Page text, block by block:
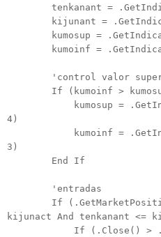
tenkanant =
kijunant =
kumosup =
kumoinf =
'control valor
If (kumoinf >
kumosup =
4)
kumoinf =
3)
End If
'entradas
If (.GetMarketPosition
kijunact And tenkanant <=
If (.Close() >